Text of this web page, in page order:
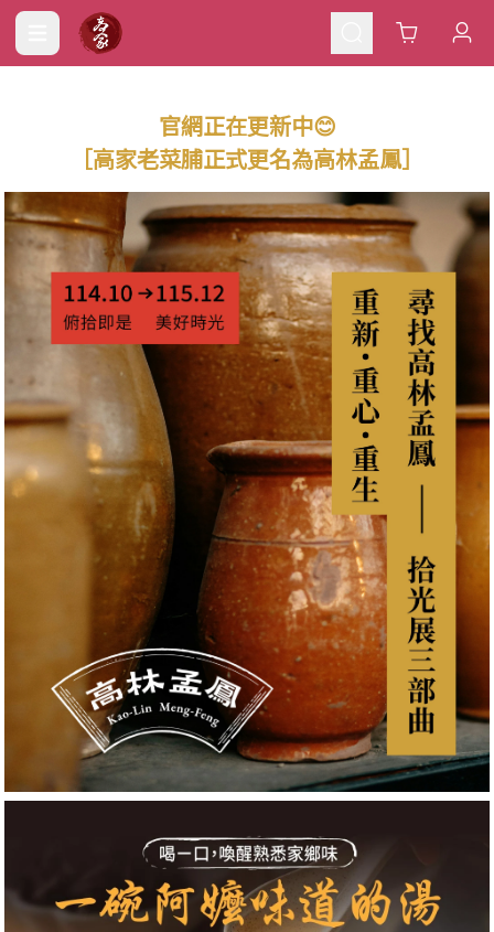
Cart
官網正在更新中😊
［高家老菜脯正式更名為高林孟鳳］